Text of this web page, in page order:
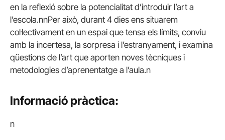
en la reflexió sobre la potencialitat d’introduir l’art a
l’escola.nnPer això, durant 4 dies ens situarem
col·lectivament en un espai que tensa els límits, conviu
amb la incertesa, la sorpresa i l’estranyament, i examina
qüestions de l’art que aporten noves tècniques i
metodologies d’aprenentatge a l’aula.n
Informació pràctica:
n